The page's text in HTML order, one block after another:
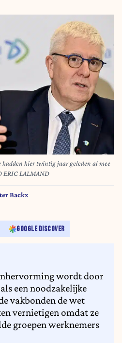
hier twintig jaar geleden al mee
PHOTO ERIC LALMAND
Backx
GOOGLE DISCOVER
wordt door
een noodzakelijke
vakbonden de wet
vernietigen omdat ze
groepen werknemers